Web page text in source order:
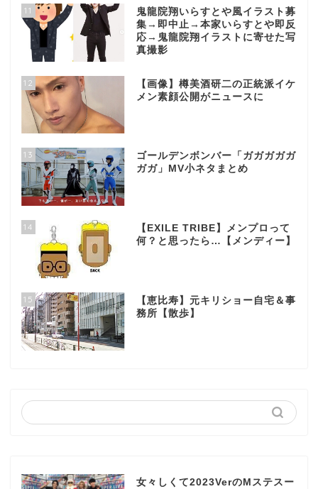
11
鬼龍院翔いらすとや風イラスト募
集→即中止→本家いらすとや即反
応→鬼龍院翔イラストに寄せた写
真撮影
12
【画像】樽美酒研二の正統派イケ
メン素顔公開がニュースに
13
ゴールデンボンバー「ガガガガガ
ガガ」MV小ネタまとめ
14
【EXILE TRIBE】メンプロって
何？と思ったら…【メンディー】
15
【恵比寿】元キリショー自宅＆事
務所【散歩】
女々しくて2023VerのMステスー